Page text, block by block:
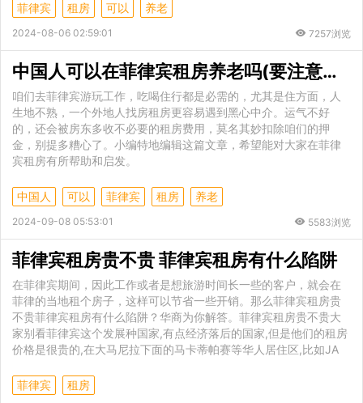
菲律宾 租房 可以 养老
2024-08-06 02:59:01 7257浏览
中国人可以在菲律宾租房养老吗(要注意什么)
咱们去菲律宾游玩工作，吃喝住行都是必需的，尤其是住方面，人
生地不熟，一个外地人找房租房更容易遇到黑心中介。运气不好
的，还会被房东多收不必要的租房费用，莫名其妙扣除咱们的押
金，别提多糟心了。小编特地编辑这篇文章，希望能对大家在菲律
宾租房有所帮助和启发。
中国人 可以 菲律宾 租房 养老
2024-09-08 05:53:01 5583浏览
菲律宾租房贵不贵 菲律宾租房有什么陷阱
在菲律宾期间，因此工作或者是想旅游时间长一些的客户，就会在
菲律的当地租个房子，这样可以节省一些开销。那么菲律宾租房贵
不贵菲律宾租房有什么陷阱？华商为你解答。菲律宾租房贵不贵大
家别看菲律宾这个发展种国家,有点经济落后的国家,但是他们的租房
价格是很贵的,在大马尼拉下面的马卡蒂帕赛等华人居住区,比如JA
菲律宾 租房